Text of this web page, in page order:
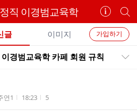
직 이경범교육학
카
페
정
보
보
기
개
별
카
페
검
가입하기
글 이미지
경범교육학 카페 회원 규칙
자
연1 작성시간
18:23 조회수
5